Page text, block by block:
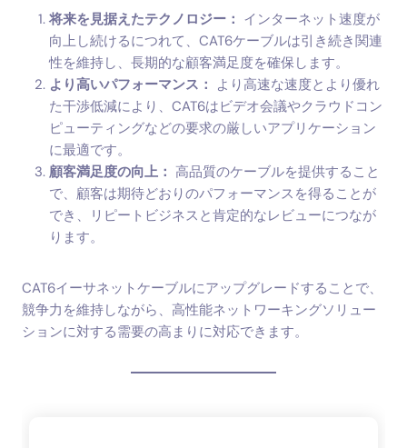
将来を見据えたテクノロジー： インターネット速度が
向上し続けるにつれて、CAT6ケーブルは引き続き関連
性を維持し、長期的な顧客満足度を確保します。
より高いパフォーマンス： より高速な速度とより優れ
た干渉低減により、CAT6はビデオ会議やクラウドコン
ピューティングなどの要求の厳しいアプリケーション
に最適です。
顧客満足度の向上： 高品質のケーブルを提供すること
で、顧客は期待どおりのパフォーマンスを得ることが
でき、リピートビジネスと肯定的なレビューにつなが
ります。
CAT6イーサネットケーブルにアップグレードすることで、
競争力を維持しながら、高性能ネットワーキングソリュー
ションに対する需要の高まりに対応できます。